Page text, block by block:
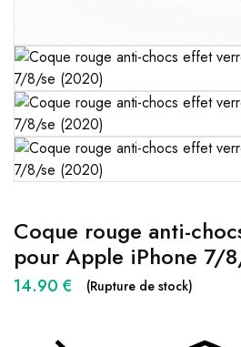
Coque rouge anti-
pour Apple iPhone 7/
14.90 € (Rupture de stock)